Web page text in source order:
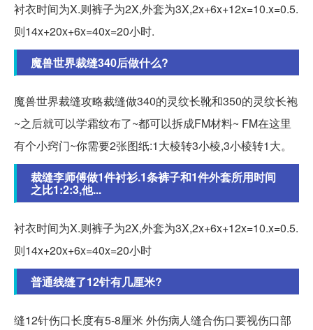
衬衣时间为X.则裤子为2X,外套为3X,2x+6x+12x=10.x=0.5.
则14x+20x+6x=40x=20小时.
魔兽世界裁缝340后做什么?
魔兽世界裁缝攻略裁缝做340的灵纹长靴和350的灵纹长袍
~之后就可以学霜纹布了~都可以拆成FM材料~ FM在这里
有个小窍门~你需要2张图纸:1大棱转3小棱,3小棱转1大。
裁缝李师傅做1件衬衫.1条裤子和1件外套所用时间
之比1:2:3,他...
衬衣时间为X.则裤子为2X,外套为3X,2x+6x+12x=10.x=0.5.
则14x+20x+6x=40x=20小时
普通线缝了12针有几厘米?
缝12针伤口长度有5-8厘米 外伤病人缝合伤口要视伤口部